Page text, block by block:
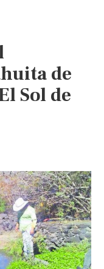
de
Sol de